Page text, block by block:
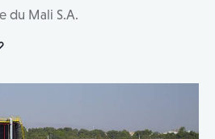
du Mali S.A.